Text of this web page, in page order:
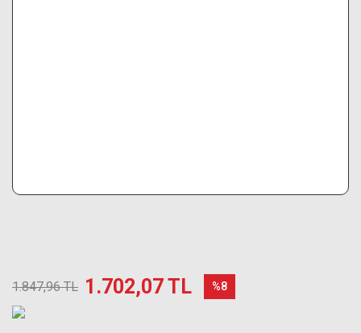
1.847,96 TL 1.702,07 TL %8